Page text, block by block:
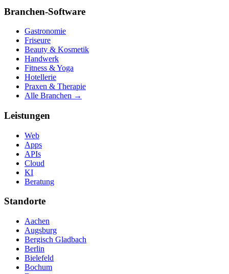
Branchen-Software
Gastronomie
Friseure
Beauty & Kosmetik
Handwerk
Fitness & Yoga
Hotellerie
Praxen & Therapie
Alle Branchen →
Leistungen
Web
Apps
APIs
Cloud
KI
Beratung
Standorte
Aachen
Augsburg
Bergisch Gladbach
Berlin
Bielefeld
Bochum